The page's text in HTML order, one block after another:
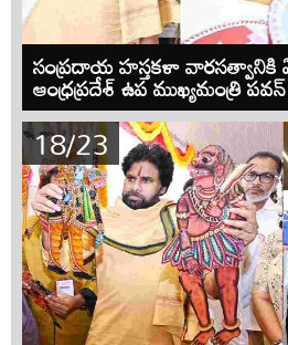
సంప్రదాయ హస్తకళా వారసత్వానికి
ఆంధ్రప్రదేశ్ ఉప ముఖ్యమంత్రి
18/23